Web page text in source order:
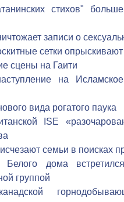
стихов"
записи о
сетки
сцены на Гаити
на
вида рогатого паука
ISE
семьи в поисках
Белого дома
группой